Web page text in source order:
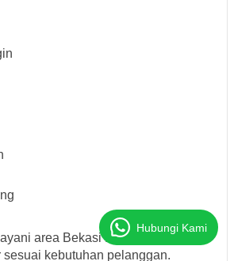
area Bekasi Kota, Karawang,
kebutuhan pelanggan.
Hubungi Kami